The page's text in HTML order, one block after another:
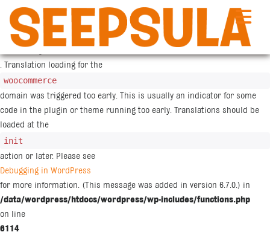
Notice
: Function _load_textdomain_just_in_time was called
. Translation loading for the
woocommerce
domain was triggered too early. This is usually an indicator for some
code in the plugin or theme running too early. Translations should be
loaded at the
init
action or later. Please see
Debugging in WordPress
for more information. (This message was added in version 6.7.0.) in
/data/wordpress/htdocs/wordpress/wp-includes/functions.php
on line
6114
Siirry
sisältöön